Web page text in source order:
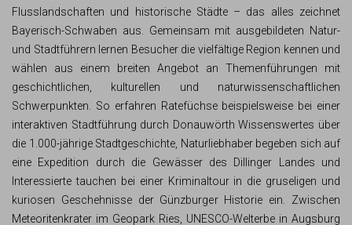
Flusslandschaften und historische Städte – das alles zeichnet
Bayerisch-Schwaben aus. Gemeinsam mit ausgebildeten Natur-
und Stadtführern lernen Besucher die vielfältige Region kennen und
wählen aus einem breiten Angebot an Themenführungen mit
geschichtlichen, kulturellen und naturwissenschaftlichen
Schwerpunkten. So erfahren Ratefüchse beispielsweise bei einer
interaktiven Stadtführung durch Donauwörth Wissenswertes über
die 1.000-jährige Stadtgeschichte, Naturliebhaber begeben sich auf
eine Expedition durch die Gewässer des Dillinger Landes und
Interessierte tauchen bei einer Kriminaltour in die gruseligen und
kuriosen Geschehnisse der Günzburger Historie ein. Zwischen
Meteoritenkrater im Geopark Ries, UNESCO-Welterbe in Augsburg